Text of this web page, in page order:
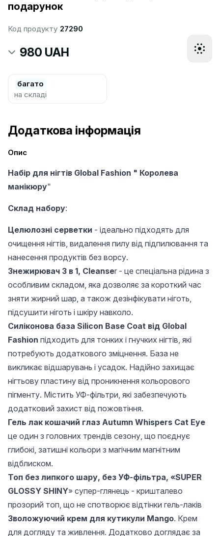
подарунок
Код продукту 27290
980 UAH
багато
на складі
Додаткова інформація
Опис
Набір для нігтів Global Fashion " Королева
манікюру"
Склад набору:
Целюлозні серветки - ідеально підходять для
очищення нігтів, видалення пилу від підпилювання та
нанесення продуктів без ворсу.
Знежирювач 3 в 1, Cleanser - це спеціальна рідина з
особливим складом, яка дозволяє за короткий час
зняти жирний шар, а також дезінфікувати ніготь,
підсушити ніготь і шкіру навколо.
Силіконова база Silicon Base Coat від Global
Fashion підходить для тонких і гнучких нігтів, які
потребують додаткового зміцнення. База не
викликає відшарувань і усадок. Надійно захищає
нігтьову пластину від проникнення кольорового
пігменту. Містить УФ-фільтри, які забезпечують
додатковий захист від пожовтіння.
Гель лак кошачий глаз Autumn Whispers Cat Eye
це один з головних трендів сезону, що поєднує
глибокі, затишні кольори з магічним магнітним
відблиском.
Топ без липкого шару, без УФ-фільтра, «SUPER
GLOSSY SHINY» супер-глянець - кришталево
прозорий топ, що не спотворює відтінки гель-лаків
Зволожуючий крем для кутикули Mango. Крем
для догляду та живлення. Додатково доглядає за